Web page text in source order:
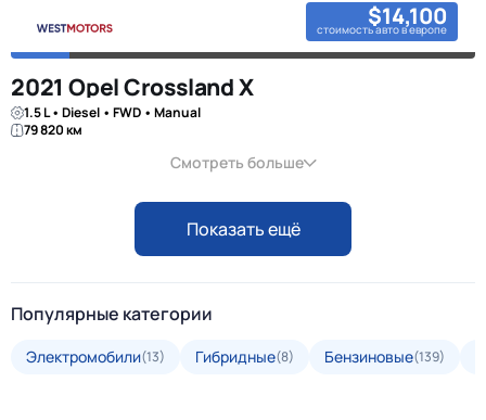
$14,100
стоимость авто в европе
2021 Opel Crossland X
1.5 L • Diesel • FWD • Manual
79 820 км
Смотреть больше
Показать ещё
Популярные категории
Электромобили(13) Гибридные(8) Бензиновые(139)